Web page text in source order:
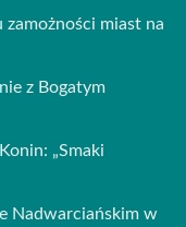
zamożności miast na
z Bogatym
„Smaki
Nadwarciańskim w